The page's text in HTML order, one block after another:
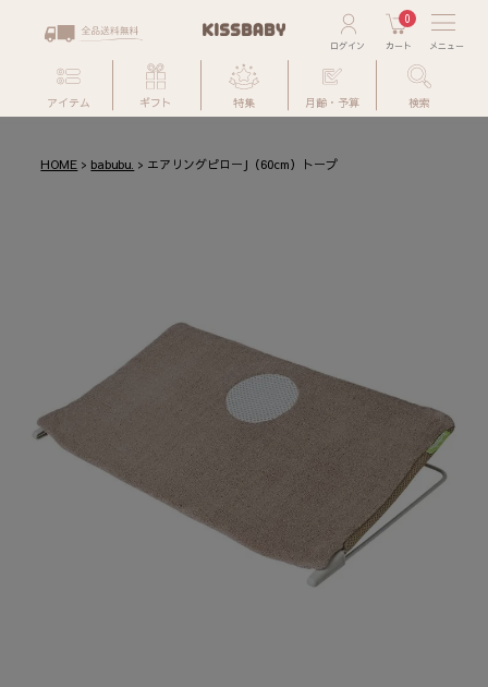
0
アイテム ギフト 特集 月齢・予算 検索
HOME babubu. エアリングピローJ（60cm）トープ